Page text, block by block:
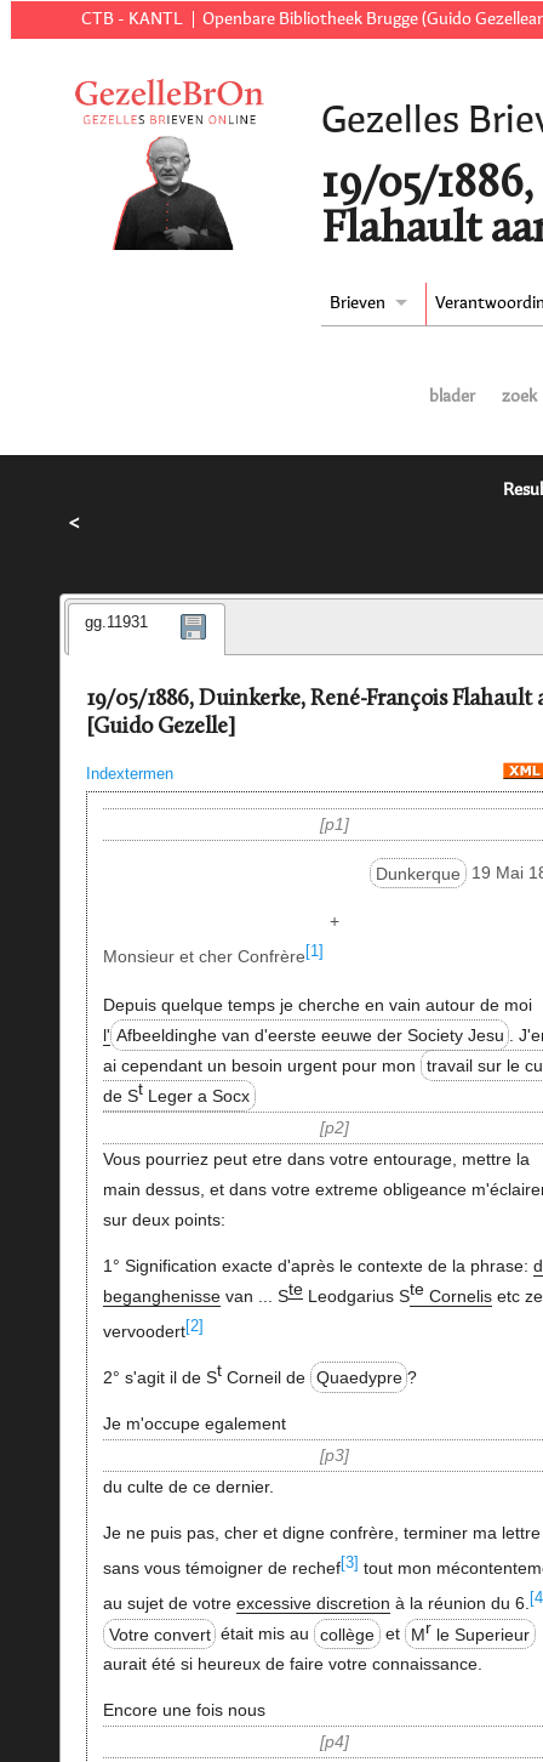
CTB - KANTL Openbare Bibliotheek Brugge (Guido
Gezelles
19/05/
Flahault
Brieven
blader zoek
<
gg.11931
19/05/1886, Duinkerke, René-François Flahault
[Guido Gezelle]
Indextermen
p1
Dunkerque 19 Mai
+
Monsieur et cher Confrère [1]
Depuis quelque temps je cherche en vain autour de moi
l' Afbeeldinghe van d'eerste eeuwe der Society Jesu
.
ai cependant un besoin urgent pour mon
travail sur le
de StLeger a Socx
p2
Vous pourriez peut etre dans votre entourage, mettre la
main dessus, et dans votre extreme obligeance
sur deux points:
1° Signification exacte d'après le contexte de la phrase:
beganghenissevan ... SteLeodgarius SteCornelisetc
vervoodert[2]
2° s'agit il de StCorneil de Quaedypre ?
Je m'occupe egalement
p3
du culte de ce dernier.
Je ne puis pas, cher et digne confrère, terminer ma lettre
sans vous témoigner de rechef[3] tout mon
au sujet de votre excessive discretion à la réunion du 6.
Votre convert était mis au collège et Mr le Superieur
aurait été si heureux de faire votre connaissance.
Encore une fois nous
p4